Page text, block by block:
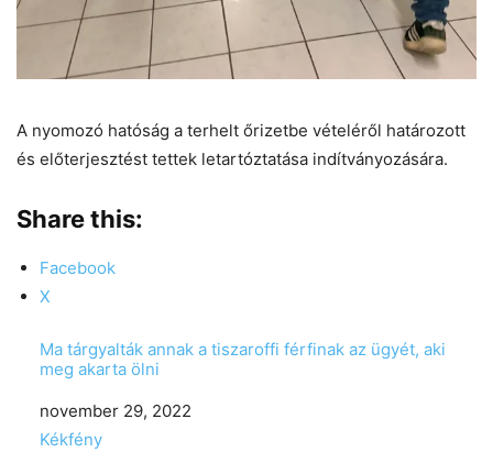
A nyomozó hatóság a terhelt őrizetbe vételéről határozott
és előterjesztést tettek letartóztatása indítványozására.
Share this:
Facebook
X
Ma tárgyalták annak a tiszaroffi férfinak az ügyét, aki
meg akarta ölni
Date
november 29, 2022
In relation to
Kékfény